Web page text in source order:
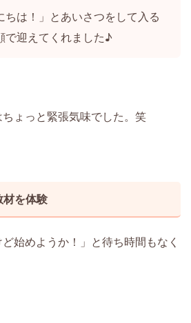
ちは！」とあいさつをして入る
で迎えてくれました♪
ょっと緊張気味でした。笑
材を体験
ど始めようか！」と待ち時間もなく